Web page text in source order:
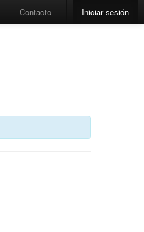
Contacto Iniciar sesión